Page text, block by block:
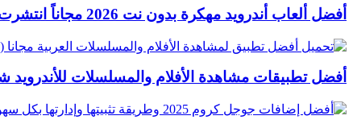
أفضل ألعاب أندرويد مهكرة بدون نت 2026 مجاناً
أفضل تطبيقات مشاهدة الأفلام والمسلسلات للأندرويد